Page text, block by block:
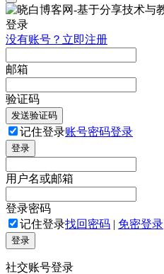
登录
没有账号？立即注册
邮箱
验证码
发送验证码
记住登录账号密码登录
登录
用户名或邮箱
登录密码
记住登录找回密码 | 免密登录
登录
社交账号登录